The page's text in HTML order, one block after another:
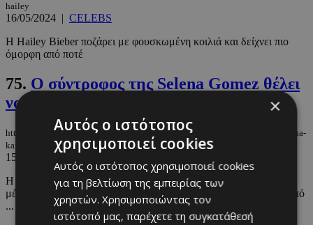
hailey
16/05/2024 | CELEBS
Η Hailey Bieber ποζάρει με φουσκωμένη κοιλιά και δείχνει πιο
όμορφη από ποτέ
75. Ο σύντροφος της Selena Gomez θέλει
να κάνουν παιδί
https://m.must.com.cy/gr/people/celebs/o-syntrofos-tis-selena-gomez-thelei-na-
kanoyn-paidi
15/05/2024
Η ανακοίνωση ότι θέλουν να κάνουν οικογένεια έρχεται λίγες
μέρες μετά την ανακοίνωση της εγκυμοσύνης της Hailey Biber από
...
×
Αυτός ο ιστότοπος
χρησιμοποιεί cookies
Αυτός ο ιστότοπος χρησιμοποιεί cookies
για τη βελτίωση της εμπειρίας των
χρηστών. Χρησιμοποιώντας τον
ιστότοπό μας, παρέχετε τη συγκατάθεσή